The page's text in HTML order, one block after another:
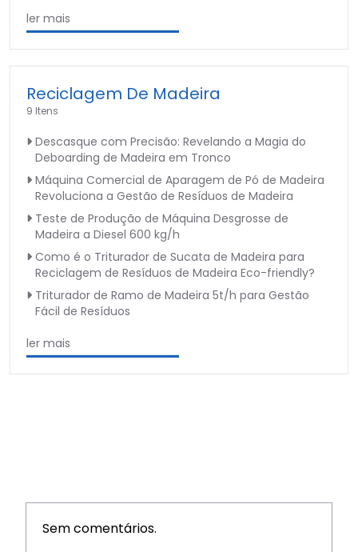
ler mais
Reciclagem De Madeira
9 Itens
Descasque com Precisão: Revelando a Magia do
Deboarding de Madeira em Tronco
Máquina Comercial de Aparagem de Pó de Madeira
Revoluciona a Gestão de Resíduos de Madeira
Teste de Produção de Máquina Desgrosse de
Madeira a Diesel 600 kg/h
Como é o Triturador de Sucata de Madeira para
Reciclagem de Resíduos de Madeira Eco-friendly?
Triturador de Ramo de Madeira 5t/h para Gestão
Fácil de Resíduos
ler mais
Sem comentários.